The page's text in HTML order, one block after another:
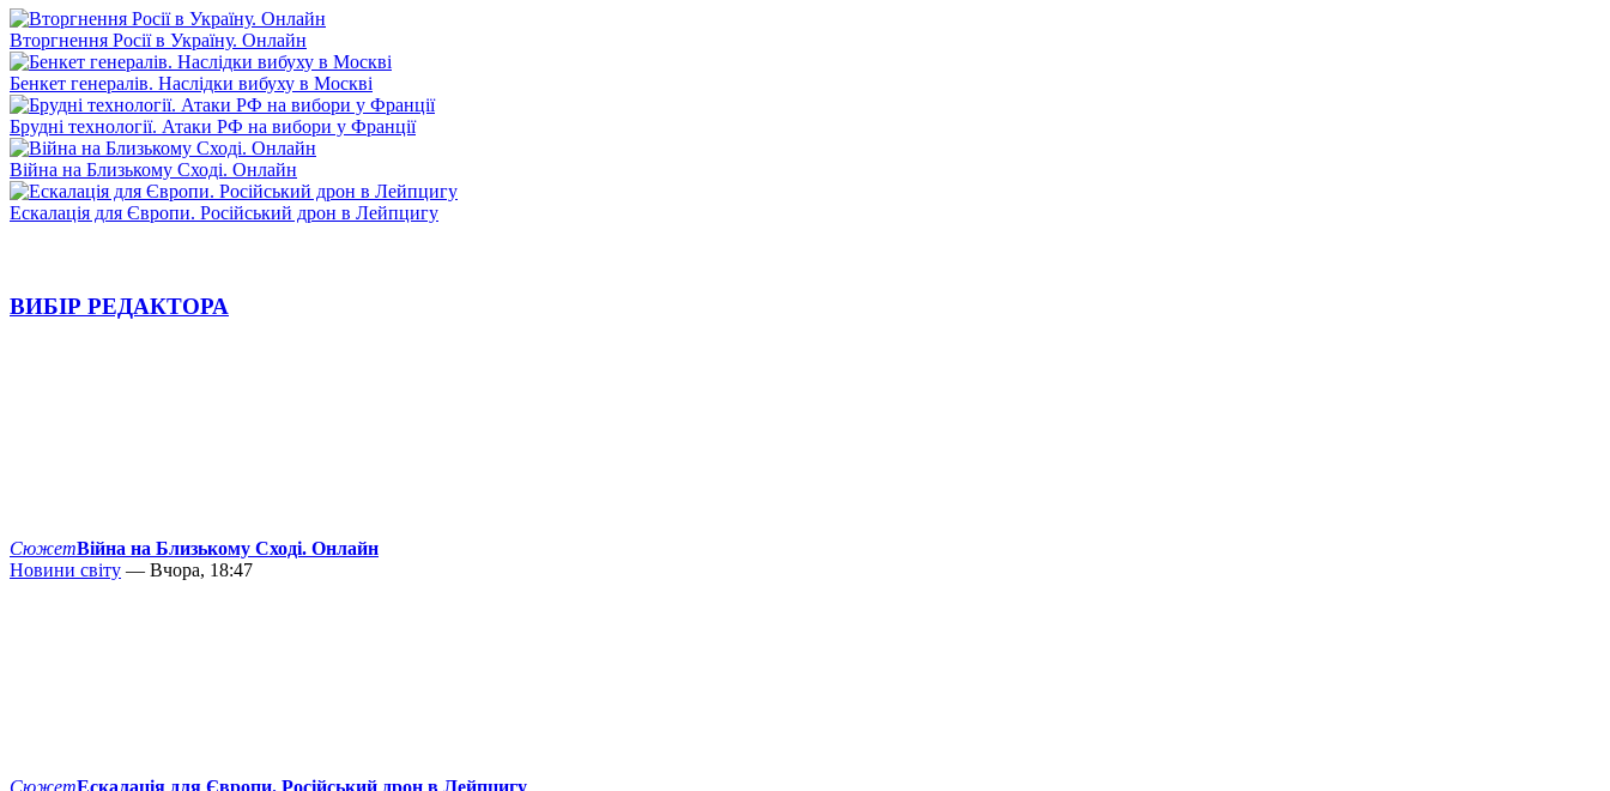
Вторгнення Росії в Україну. Онлайн
Бенкет генералів. Наслідки вибуху в Москві
Брудні технології. Атаки РФ на вибори у Франції
Війна на Близькому Сході. Онлайн
Ескалація для Європи. Російський дрон в Лейпцигу
ВИБІР РЕДАКТОРА
СюжетВійна на Близькому Сході. Онлайн
Новини світу — Вчора, 18:47